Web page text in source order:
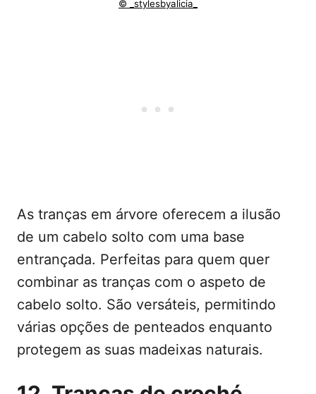
© _stylesbyalicia_
As tranças em árvore oferecem a ilusão
de um cabelo solto com uma base
entrançada. Perfeitas para quem quer
combinar as tranças com o aspeto de
cabelo solto. São versáteis, permitindo
várias opções de penteados enquanto
protegem as suas madeixas naturais.